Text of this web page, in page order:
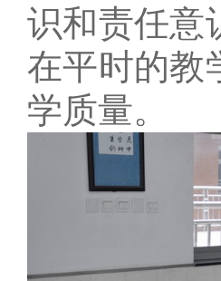
识和责任意
在平时的教
学质量。